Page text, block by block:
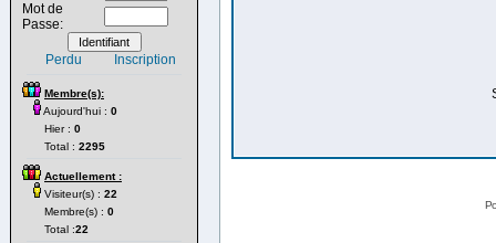
Mot de
Passe:
Perdu Inscription
Membre(s):
Aujourd'hui : 0
Hier : 0
Total : 2295
Actuellement :
Visiteur(s) : 22
Membre(s) : 0
Total :22